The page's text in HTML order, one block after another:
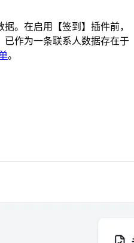
。在启用【签到】插件前，
作为一条联系人数据存在于
。